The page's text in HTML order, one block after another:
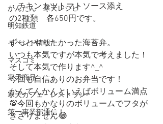
かんたん 寒天レシピ
明知鉄道
イベント情報！
マスコミ
寒天商品
寒天カフェ・レストラン
第一事業部通信！
・チキンカツトマトソース添え
の2種類　各650円です。
ずっとやりたかった海苔弁。
いつも本気ですが本気で考えました！
そして本気で作ります^_^
今回も自信ありのお弁当です！
かんてんかんといえばボリューム満点
💯今回もかなりのボリュームでフタが
きさりません😂